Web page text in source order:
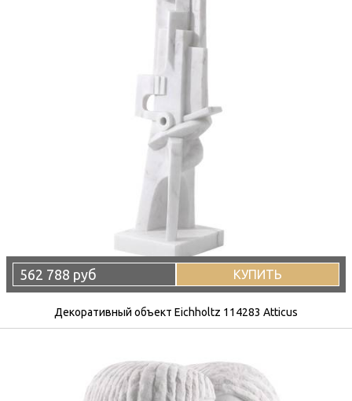
562 788 руб КУПИТЬ
Декоративный объект Eichholtz 114283 Atticus